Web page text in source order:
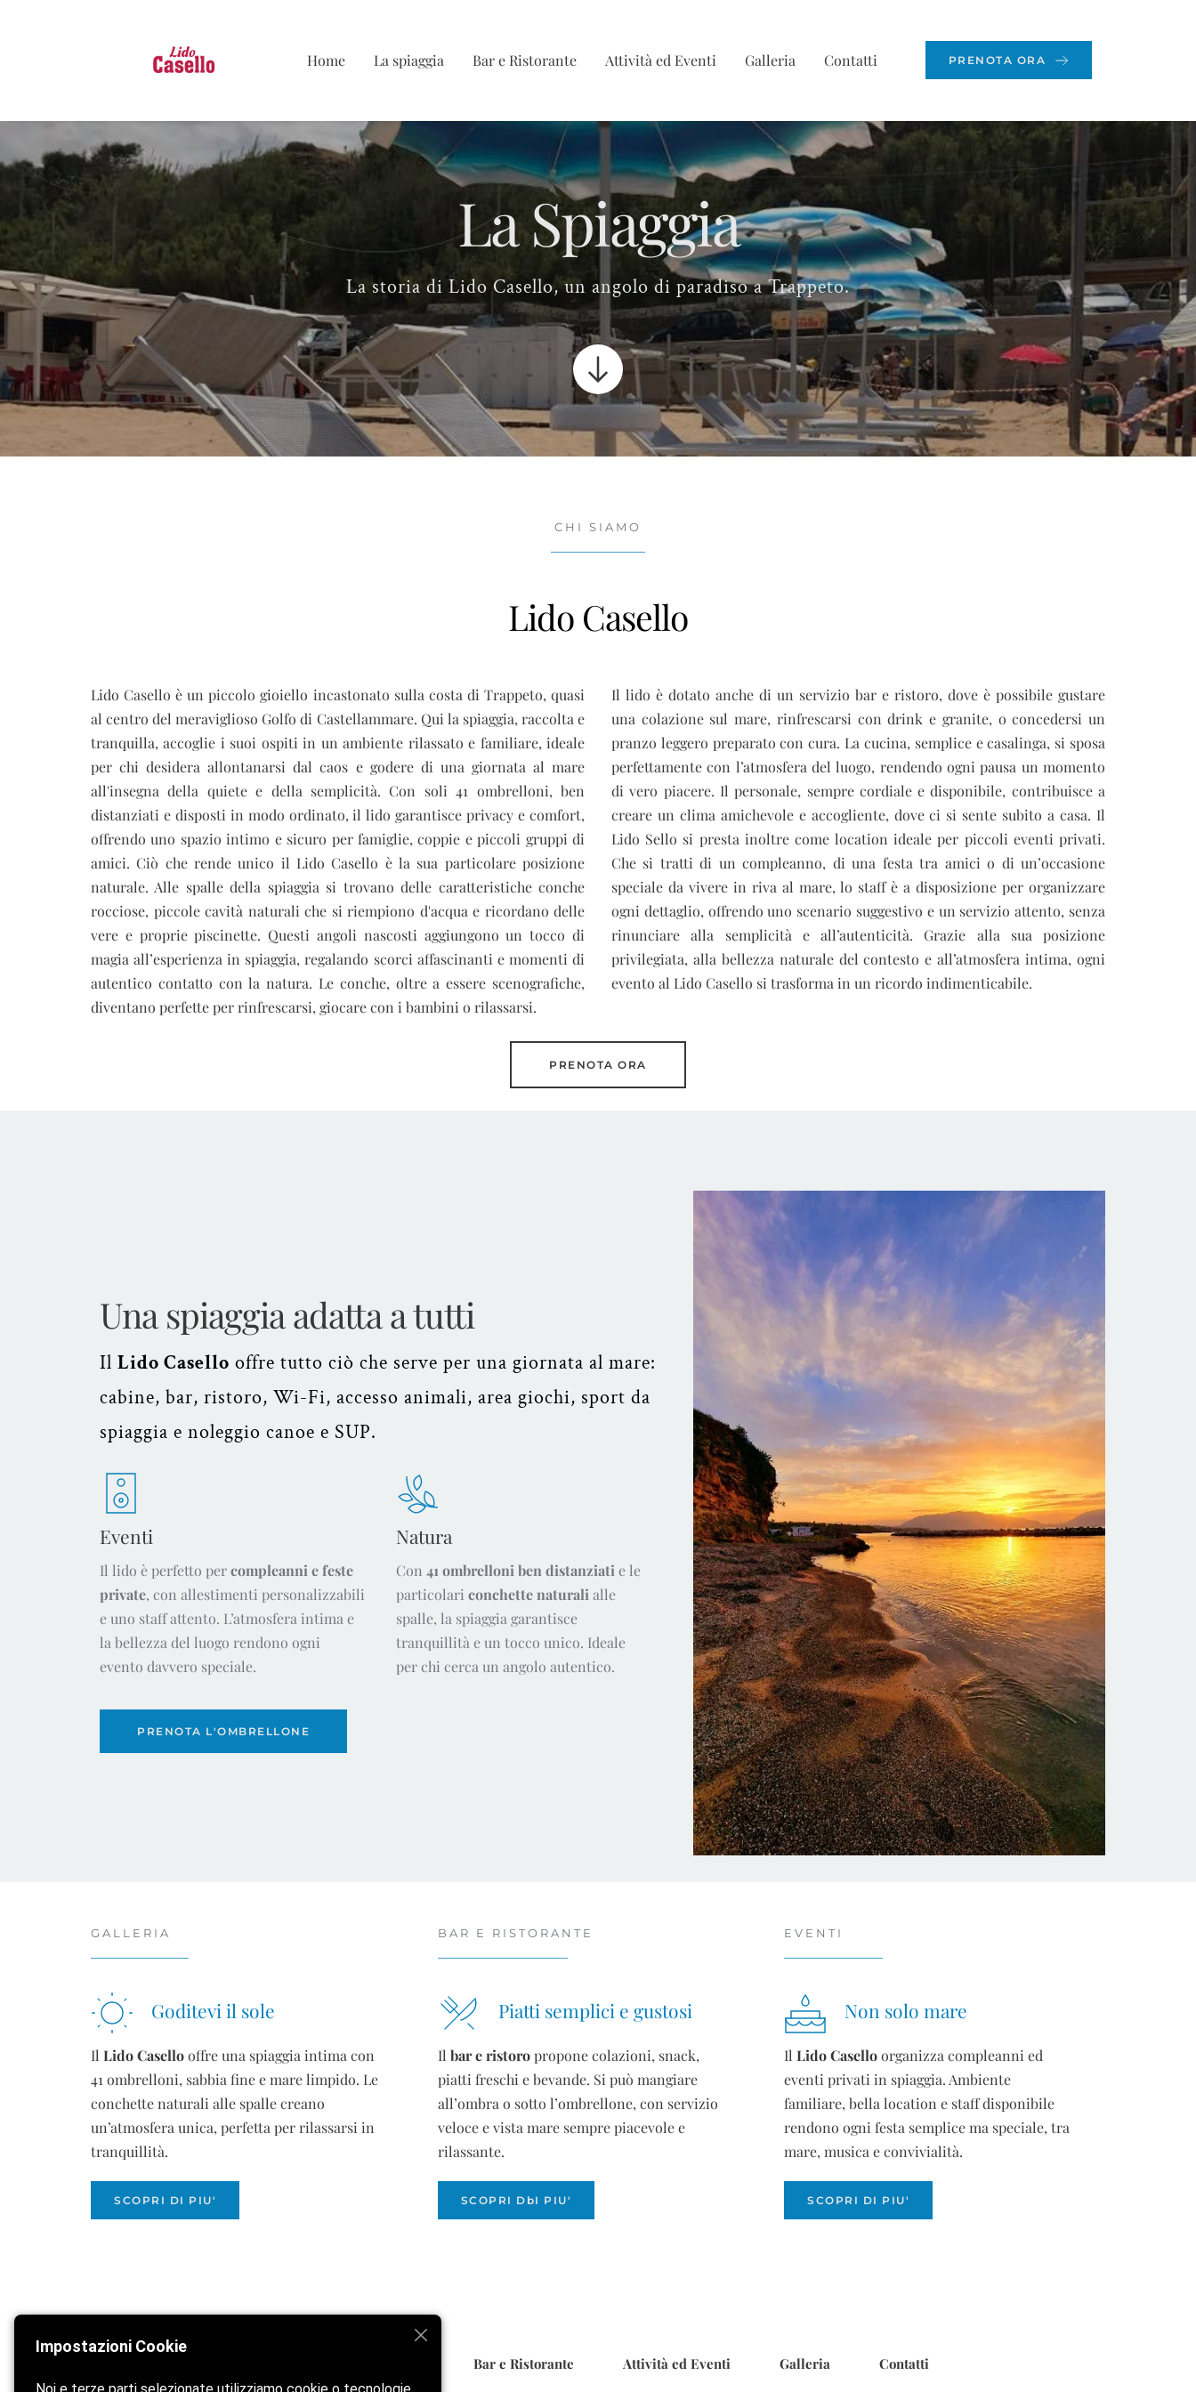
Home La spiaggia Bar e Ristorante Attività ed Eventi Galleria Contatti PRENOTA ORA
La Spiaggia
La storia di Lido Casello, un angolo di paradiso a Trappeto.
CHI SIAMO
Lido Casello
Lido Casello è un piccolo gioiello incastonato sulla costa di Trappeto, quasi
al centro del meraviglioso Golfo di Castellammare. Qui la spiaggia, raccolta e
tranquilla, accoglie i suoi ospiti in un ambiente rilassato e familiare, ideale
per chi desidera allontanarsi dal caos e godere di una giornata al mare
all'insegna della quiete e della semplicità. Con soli 41 ombrelloni, ben
distanziati e disposti in modo ordinato, il lido garantisce privacy e comfort,
offrendo uno spazio intimo e sicuro per famiglie, coppie e piccoli gruppi di
amici. Ciò che rende unico il Lido Casello è la sua particolare posizione
naturale. Alle spalle della spiaggia si trovano delle caratteristiche conche
rocciose, piccole cavità naturali che si riempiono d'acqua e ricordano delle
vere e proprie piscinette. Questi angoli nascosti aggiungono un tocco di
magia all’esperienza in spiaggia, regalando scorci affascinanti e momenti di
autentico contatto con la natura. Le conche, oltre a essere scenografiche,
diventano perfette per rinfrescarsi, giocare con i bambini o rilassarsi.
Il lido è dotato anche di un servizio bar e ristoro, dove è possibile gustare
una colazione sul mare, rinfrescarsi con drink e granite, o concedersi un
pranzo leggero preparato con cura. La cucina, semplice e casalinga, si sposa
perfettamente con l’atmosfera del luogo, rendendo ogni pausa un momento
di vero piacere. Il personale, sempre cordiale e disponibile, contribuisce a
creare un clima amichevole e accogliente, dove ci si sente subito a casa. Il
Lido Sello si presta inoltre come location ideale per piccoli eventi privati.
Che si tratti di un compleanno, di una festa tra amici o di un’occasione
speciale da vivere in riva al mare, lo staff è a disposizione per organizzare
ogni dettaglio, offrendo uno scenario suggestivo e un servizio attento, senza
rinunciare alla semplicità e all’autenticità. Grazie alla sua posizione
privilegiata, alla bellezza naturale del contesto e all’atmosfera intima, ogni
evento al Lido Casello si trasforma in un ricordo indimenticabile.
PRENOTA ORA
Una spiaggia adatta a tutti
Il Lido Casello offre tutto ciò che serve per una giornata al mare:
cabine, bar, ristoro, Wi-Fi, accesso animali, area giochi, sport da
spiaggia e noleggio canoe e SUP.
Eventi
Il lido è perfetto percompleanni e feste
private, con allestimenti personalizzabili
e uno staff attento. L’atmosfera intima e
la bellezza del luogo rendono ogni
evento davvero speciale.
Natura
Con41 ombrelloni ben distanziatie le
particolariconchette naturalialle
spalle, la spiaggia garantisce
tranquillità e un tocco unico. Ideale
per chi cerca un angolo autentico.
PRENOTA L'OMBRELLONE
GALLERIA
Goditevi il sole
Il Lido Casellooffre una spiaggia intima con
41 ombrelloni, sabbia fine e mare limpido. Le
conchette naturali alle spalle creano
un’atmosfera unica, perfetta per rilassarsi in
tranquillità.
SCOPRI DI PIU'
BAR E RISTORANTE
Piatti semplici e gustosi
Il bar e ristoropropone colazioni, snack,
piatti freschi e bevande. Si può mangiare
all’ombra o sotto l’ombrellone, con servizio
veloce e vista mare sempre piacevole e
rilassante.
SCOPRI DbI PIU'
EVENTI
Non solo mare
IlLido Caselloorganizza compleanni ed
eventi privati in spiaggia. Ambiente
familiare, bella location e staff disponibile
rendono ogni festa semplice ma speciale, tra
mare, musica e convivialità.
SCOPRI DI PIU'
Bar e Ristorante Attività ed Eventi Galleria Contatti
Impostazioni Cookie